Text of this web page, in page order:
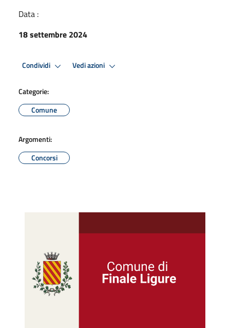
Data :
18 settembre 2024
Condividi Vedi azioni
Categorie:
Comune
Argomenti:
Concorsi